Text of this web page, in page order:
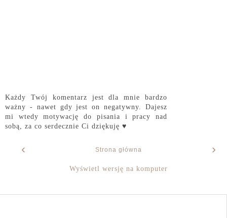
Każdy Twój komentarz jest dla mnie bardzo
ważny - nawet gdy jest on negatywny. Dajesz
mi wtedy motywację do pisania i pracy nad
sobą, za co serdecznie Ci dziękuję ♥
‹ ›
Strona główna
Wyświetl wersję na komputer